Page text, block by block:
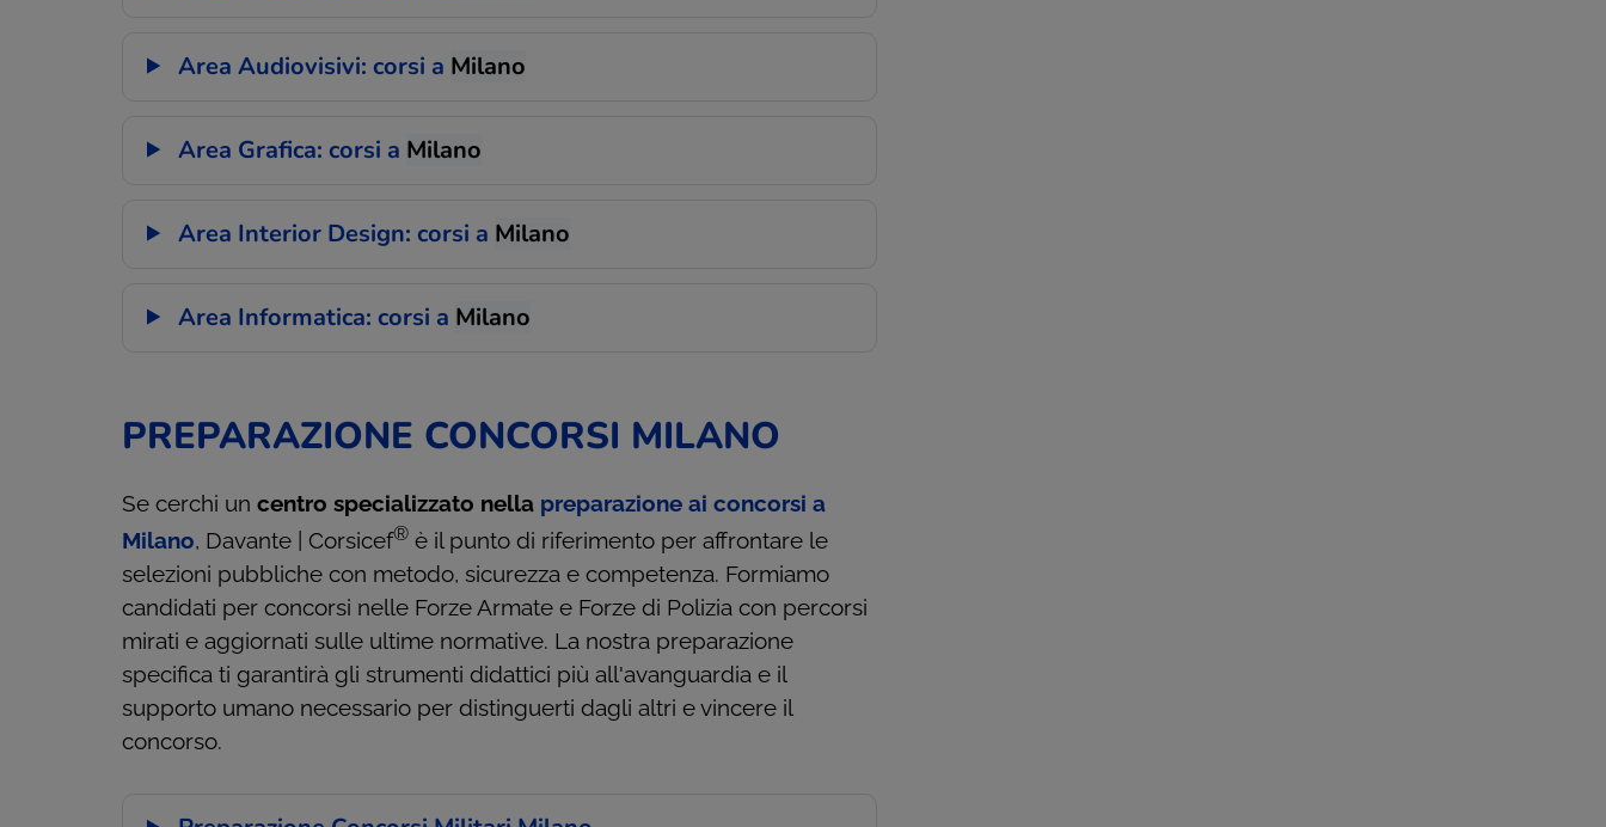
Area Audiovisivi: corsi a Milano
Area Grafica: corsi a Milano
Area Interior Design: corsi a Milano
Area Informatica: corsi a Milano
PREPARAZIONE CONCORSI MILANO
Se cerchi un centro specializzato nella preparazione ai concorsi a
Milano, Davante | Corsicef® è il punto di riferimento per affrontare le
selezioni pubbliche con metodo, sicurezza e competenza. Formiamo
candidati per concorsi nelle Forze Armate e Forze di Polizia con percorsi
mirati e aggiornati sulle ultime normative. La nostra preparazione
specifica ti garantirà gli strumenti didattici più all'avanguardia e il
supporto umano necessario per distinguerti dagli altri e vincere il
concorso.